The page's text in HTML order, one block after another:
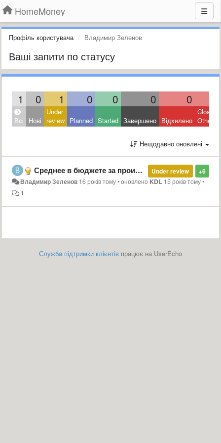
HomeMoney
Профіль користувача Владимир Зеленов
Ваші запити по статусу
1 0 1 0 0 0 0
Всі Нові
Under
review Planned Started Завершено Відхилено
Closed:
Other
Нещодавно оновлені
+6
Under review
Среднее в бюджете за произвольный период
Владимир Зеленов 16 років тому•оновлено KDL 15 років тому•
1
Служба підтримки клієнтів працює на UserEcho